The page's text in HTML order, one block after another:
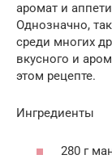
аромат и
Однозначно,
среди многих
вкусного и
этом рецепте.
Ингредиенты
280 г